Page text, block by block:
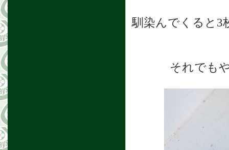
馴染んでくると3
それでも